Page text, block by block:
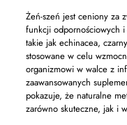
Żeń-szeń jest ceniony za
funkcji odpornościowych i
takie jak echinacea,
stosowane w celu
organizmowi w walce z
zaawansowanych
pokazuje, że naturalne
zarówno skuteczne, jak i